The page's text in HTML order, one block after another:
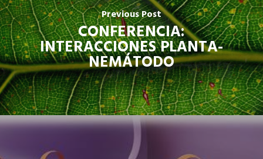
Previous Post
CONFERENCIA:
INTERACCIONES PLANTA-
NEMÁTODO